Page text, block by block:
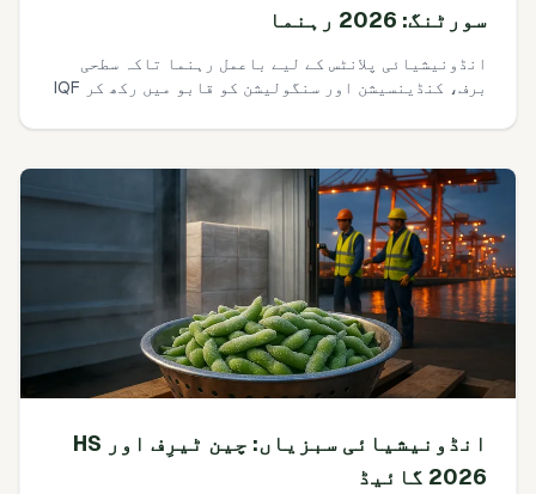
سورٹنگ: 2026 رہنما
انڈونیشیائی پلانٹس کے لیے باعمل رہنما تاکہ سطحی
برف، کنڈینسیشن اور سنگولیشن کو قابو میں رکھ کر IQF
—بغیر تھروپٹ قربان کیے۔
انڈونیشیائی سبزیاں: چین ٹیرِف اور HS
2026 گائیڈ